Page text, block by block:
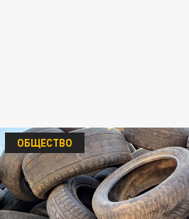
ОБЩЕСТВО